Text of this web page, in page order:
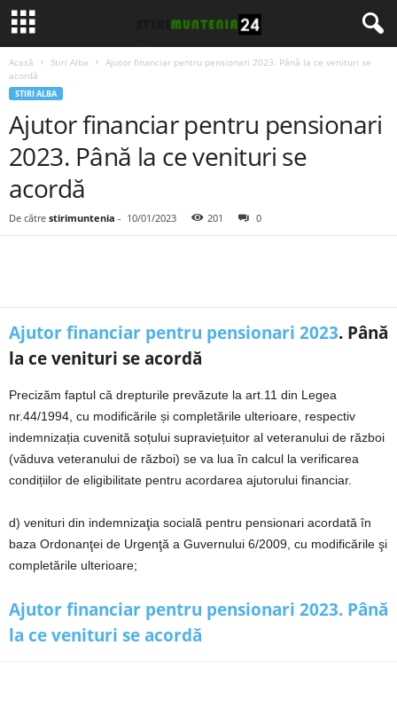
Acasă Stiri Alba
Ajutor financiar pentru pensionari 2023. Până la ce venituri se
acordă
STIRI ALBA
Ajutor financiar pentru pensionari
2023. Până la ce venituri se
acordă
De către stirimuntenia - 10/01/2023 201 0
Ajutor financiar pentru pensionari 2023. Până
la ce venituri se acordă
Precizăm faptul că drepturile prevăzute la art.11 din Legea
nr.44/1994, cu modificările și completările ulterioare, respectiv
indemnizația cuvenită soțului supraviețuitor al veteranului de război
(văduva veteranului de război) se va lua în calcul la verificarea
condițiilor de eligibilitate pentru acordarea ajutorului financiar.
d) venituri din indemnizaţia socială pentru pensionari acordată în
baza Ordonanţei de Urgenţă a Guvernului 6/2009, cu modificările şi
completările ulterioare;
Ajutor financiar pentru pensionari 2023. Până
la ce venituri se acordă